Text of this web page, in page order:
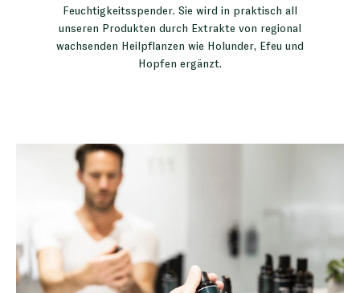
Feuchtigkeitsspender. Sie wird in praktisch all
unseren Produkten durch Extrakte von regional
wachsenden Heilpflanzen wie Holunder, Efeu und
Hopfen ergänzt.